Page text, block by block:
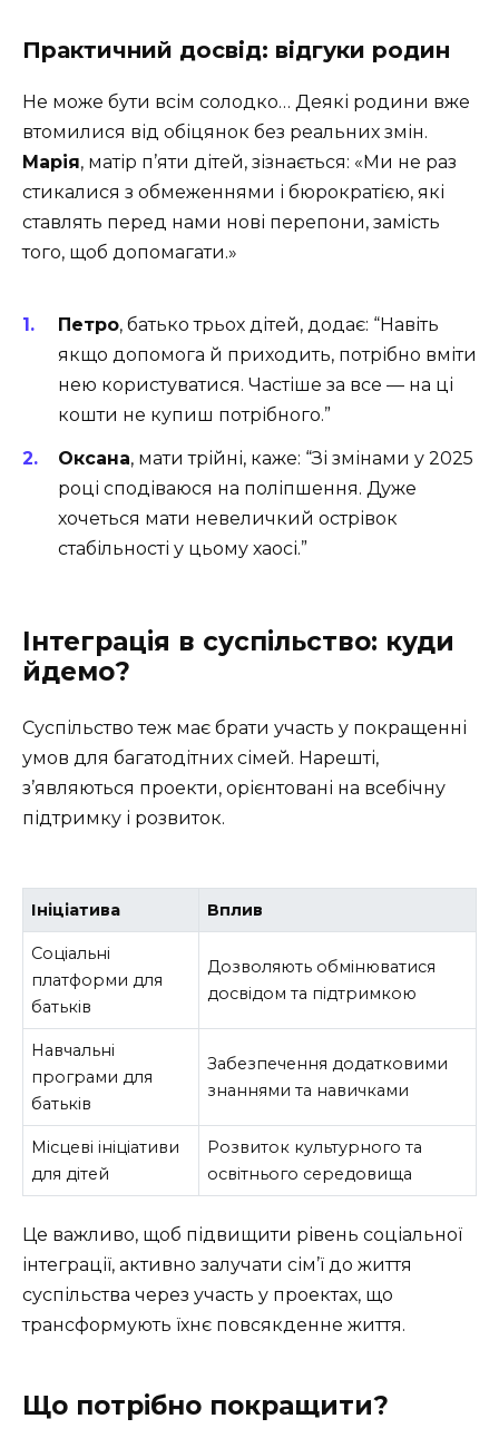
Практичний досвід: відгуки родин
Не може бути всім солодко… Деякі родини вже
втомилися від обіцянок без реальних змін.
Марія, матір п’яти дітей, зізнається: «Ми не раз
стикалися з обмеженнями і бюрократією, які
ставлять перед нами нові перепони, замість
того, щоб допомагати.»
Петро, батько трьох дітей, додає: “Навіть
якщо допомога й приходить, потрібно вміти
нею користуватися. Частіше за все — на ці
кошти не купиш потрібного.”
Оксана, мати трійні, каже: “Зі змінами у 2025
році сподіваюся на поліпшення. Дуже
хочеться мати невеличкий острівок
стабільності у цьому хаосі.”
Інтеграція в суспільство: куди
йдемо?
Суспільство теж має брати участь у покращенні
умов для багатодітних сімей. Нарешті,
з’являються проекти, орієнтовані на всебічну
підтримку і розвиток.
Ініціатива Вплив
Соціальні
платформи для
батьків
Дозволяють обмінюватися
досвідом та підтримкою
Навчальні
програми для
батьків
Забезпечення додатковими
знаннями та навичками
Місцеві ініціативи
для дітей
Розвиток культурного та
освітнього середовища
Це важливо, щоб підвищити рівень соціальної
інтеграції, активно залучати сім’ї до життя
суспільства через участь у проектах, що
трансформують їхнє повсякденне життя.
Що потрібно покращити?